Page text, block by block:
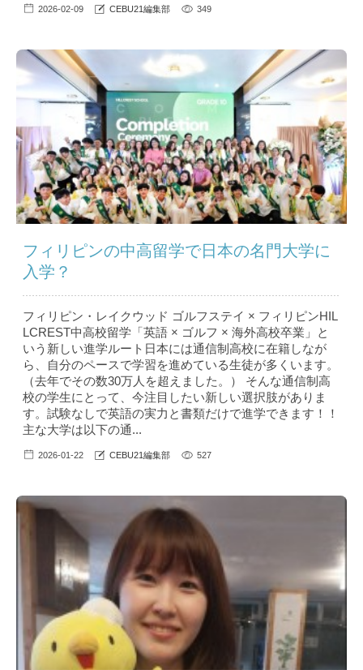
2026-02-09 CEBU21編集部 349
フィリピンの中高留学で日本の名門大学に
入学？
フィリピン・レイクウッド ゴルフステイ × フィリピンHIL
LCREST中高校留学「英語 × ゴルフ × 海外高校卒業」と
いう新しい進学ルート日本には通信制高校に在籍しなが
ら、自分のペースで学習を進めている生徒が多くいます。
（去年でその数30万人を超えました。） そんな通信制高
校の学生にとって、今注目したい新しい選択肢がありま
す。試験なしで英語の実力と書類だけで進学できます！！
主な大学は以下の通...
2026-01-22 CEBU21編集部 527